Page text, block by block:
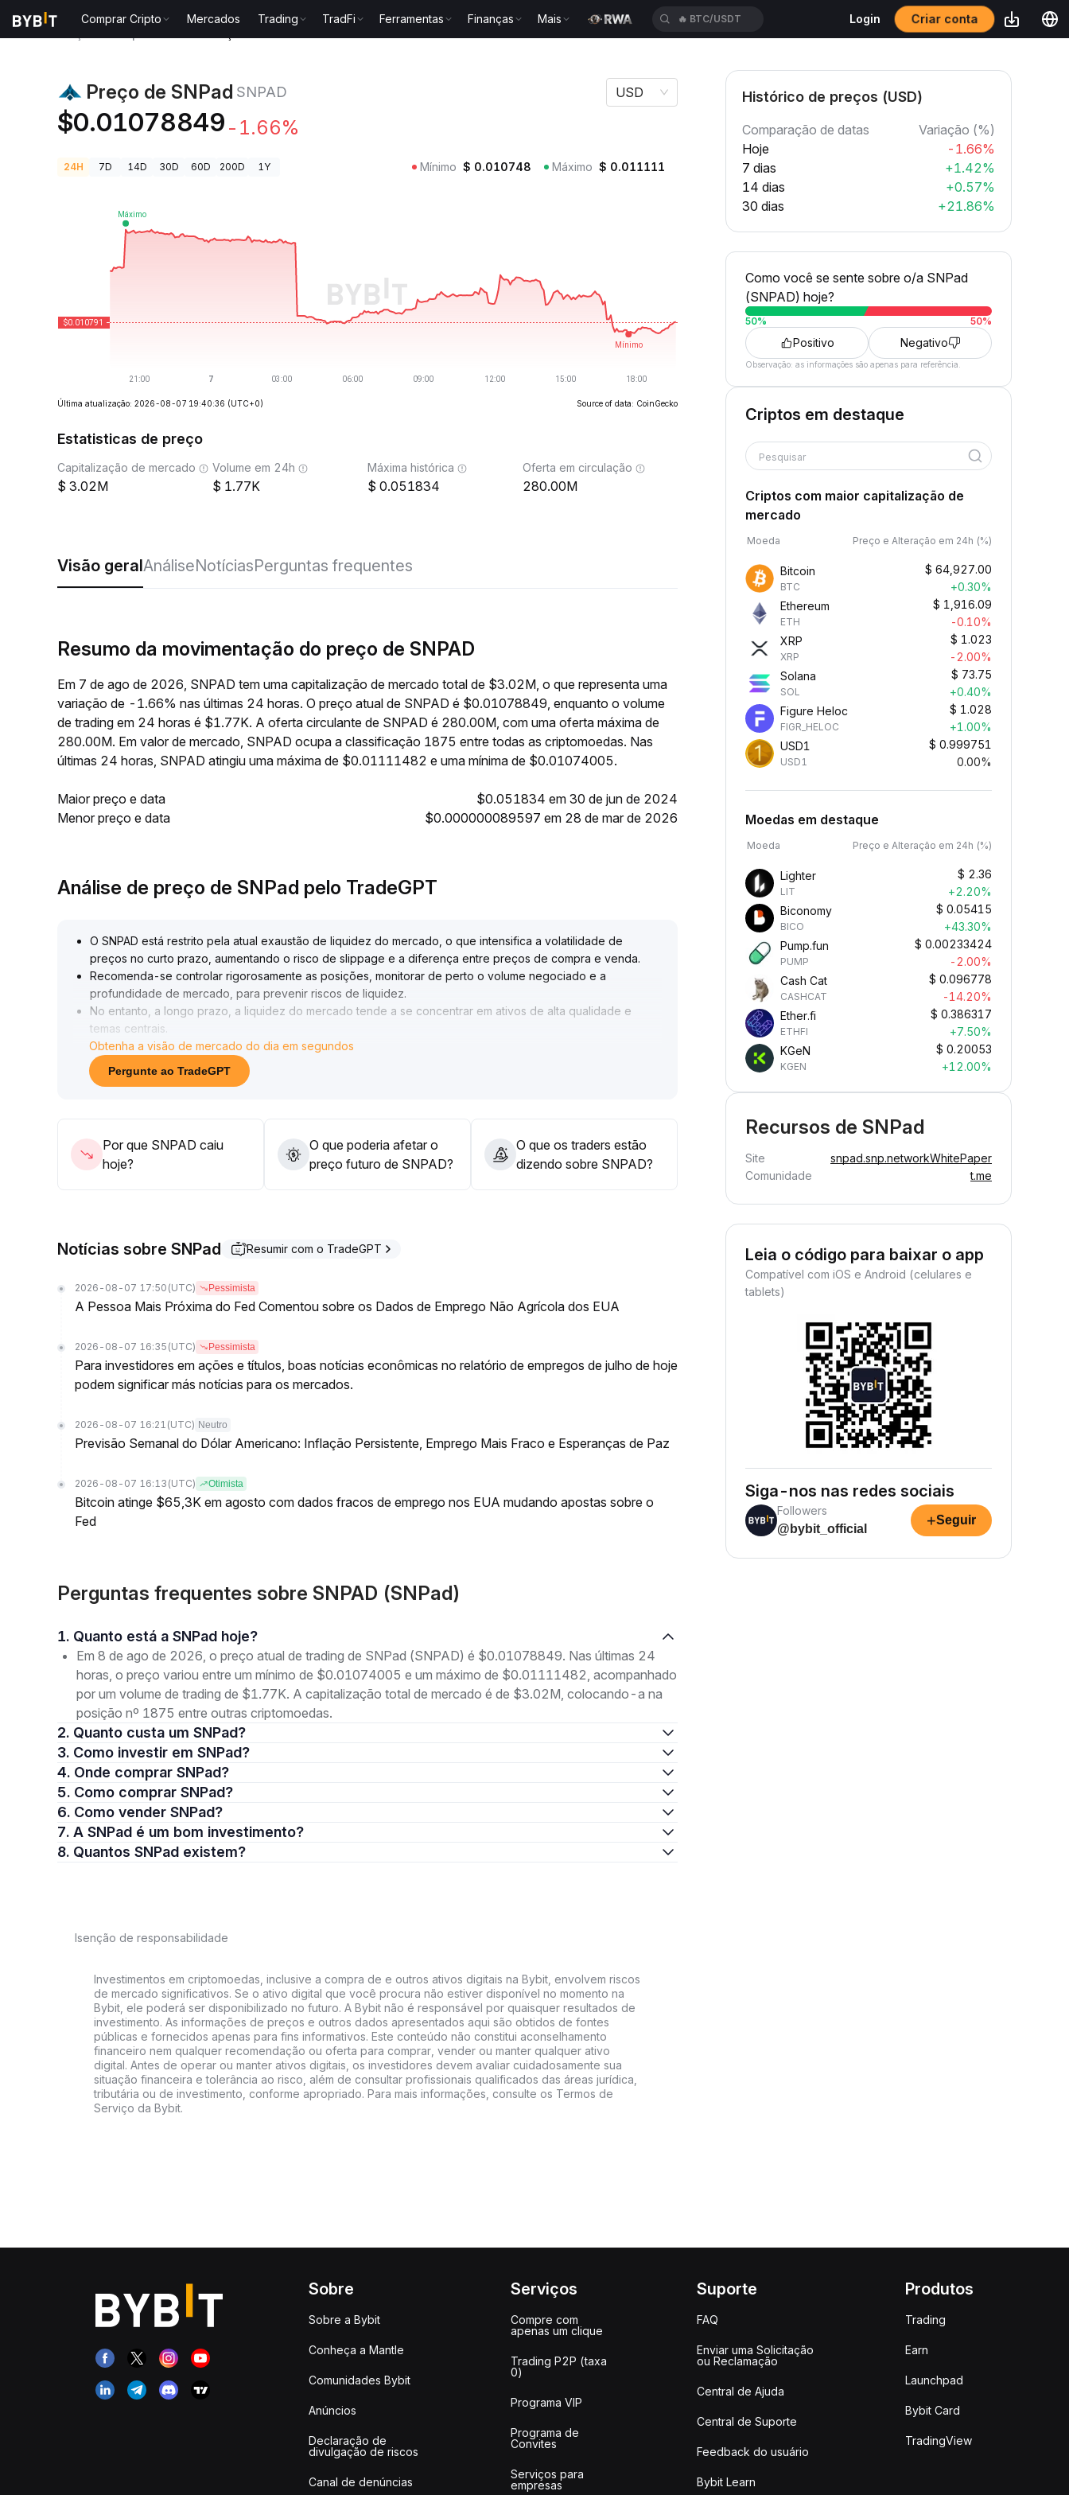
Comprar Cripto Mercados Trading TradFi Ferramentas Finanças Mais 🔥 ETH/USDT Login Criar conta
Preço de SNPad SNPAD
$0.01078849 -1.66%
USD
24H 7D 14D 30D 60D 200D 1Y Mínimo $ 0.010748 Máximo $ 0.011111
Última atualização: 2026-08-07 19:40:36 (UTC+0) Source of data: CoinGecko
Estatisticas de preço
Capitalização de mercado
3.02M
Volume em 24h
1.77K
Máxima histórica
0.051834
Oferta em circulação
280.00M
Visão geralAnáliseNotíciasPerguntas frequentes
Resumo da movimentação do preço de SNPAD
Em 7 de ago de 2026, SNPAD tem uma capitalização de mercado total de $3.02M, o que representa uma
variação de -1.66% nas últimas 24 horas. O preço atual de SNPAD é $0.01078849, enquanto o volume
de trading em 24 horas é $1.77K. A oferta circulante de SNPAD é 280.00M, com uma oferta máxima de
280.00M. Em valor de mercado, SNPAD ocupa a classificação 1875 entre todas as criptomoedas. Nas
últimas 24 horas, SNPAD atingiu uma máxima de $0.01111482 e uma mínima de $0.01074005.
Maior preço e data
$0.051834 em 30 de jun de 2024
Menor preço e data
$0.000000089597 em 28 de mar de 2026
Análise de preço de SNPad pelo TradeGPT
O SNPAD está restrito pela atual exaustão de liquidez do mercado, o que intensifica a volatilidade de
preços no curto prazo, aumentando o risco de slippage e a diferença entre preços de compra e venda.
Recomenda-se controlar rigorosamente as posições, monitorar de perto o volume negociado e a
profundidade de mercado, para prevenir riscos de liquidez.
No entanto, a longo prazo, a liquidez do mercado tende a se concentrar em ativos de alta qualidade e
temas centrais
Se o SNPAD continuar aprimorando o protocolo e aplicações, há potencial para atrair capital de médio e
longo prazo
Aconselha-se avaliar o progresso do projeto e a estrutura das grandes carteiras, realizando alocações por
Obtenha a visão de mercado do dia em segundos
Pergunte ao TradeGPT
Por que SNPAD caiu
hoje?
O que poderia afetar o
preço futuro de SNPAD?
O que os traders estão
dizendo sobre SNPAD?
Notícias sobre SNPad Resumir com o TradeGPT
2026-08-07 17:50 (UTC) Pessimista
A Pessoa Mais Próxima do Fed Comentou sobre os Dados de Emprego Não Agrícola dos EUA
2026-08-07 16:35 (UTC) Pessimista
Para investidores em ações e títulos, boas notícias econômicas no relatório de empregos de julho de hoje
podem significar más notícias para os mercados.
2026-08-07 16:21 (UTC) Neutro
Previsão Semanal do Dólar Americano: Inflação Persistente, Emprego Mais Fraco e Esperanças de Paz
2026-08-07 16:13 (UTC) Otimista
Bitcoin atinge $65,3K em agosto com dados fracos de emprego nos EUA mudando apostas sobre o
Fed
Perguntas frequentes sobre SNPAD (SNPad)
1. Quanto está a SNPad hoje?
Em 8 de ago de 2026, o preço atual de trading de SNPad (SNPAD) é $0.01078849. Nas últimas 24
horas, o preço variou entre um mínimo de $0.01074005 e um máximo de $0.01111482, acompanhado
por um volume de trading de $1.77K. A capitalização total de mercado é de $3.02M, colocando-a na
posição nº 1875 entre outras criptomoedas.
2. Quanto custa um SNPad?
3. Como investir em SNPad?
4. Onde comprar SNPad?
5. Como comprar SNPad?
6. Como vender SNPad?
7. A SNPad é um bom investimento?
8. Quantos SNPad existem?
Isenção de responsabilidade
Investimentos em criptomoedas, inclusive a compra de e outros ativos digitais na Bybit, envolvem riscos
de mercado significativos. Se o ativo digital que você procura não estiver disponível no momento na
Bybit, ele poderá ser disponibilizado no futuro. A Bybit não é responsável por quaisquer resultados de
investimento. As informações de preços e outros dados apresentados aqui são obtidos de fontes
públicas e fornecidos apenas para fins informativos. Este conteúdo não constitui aconselhamento
financeiro nem qualquer recomendação ou oferta para comprar, vender ou manter qualquer ativo
digital. Antes de operar ou manter ativos digitais, os investidores devem avaliar cuidadosamente sua
situação financeira e tolerância ao risco, além de consultar profissionais qualificados das áreas jurídica,
tributária ou de investimento, conforme apropriado. Para mais informações, consulte os Termos de
Serviço da Bybit.
Histórico de preços (USD)
Comparação de datas
Variação (%)
Hoje
-1.66%
7 dias
+1.42%
14 dias
+0.57%
30 dias
+21.86%
Como você se sente sobre o/a SNPad
(SNPAD) hoje?
50% 50%
Positivo Negativo
Observação: as informações são apenas para referência.
Criptos em destaque
Pesquisar
Criptos com maior capitalização de
mercado
Moeda Preço e Alteração em 24h (%)
Bitcoin
BTC
$ 64,927.00
+0.30%
Ethereum
ETH
$ 1,916.09
-0.10%
XRP
XRP
$ 1.023
-2.00%
Solana
SOL
$ 73.75
+0.40%
Figure Heloc
FIGR_HELOC
$ 1.028
+1.00%
USD1
USD1
$ 0.999751
0.00%
Moedas em destaque
Moeda Preço e Alteração em 24h (%)
Lighter
LIT
$ 2.36
+2.20%
Biconomy
BICO
$ 0.05415
+43.30%
Pump.fun
PUMP
$ 0.00233424
-2.00%
Cash Cat
CASHCAT
$ 0.096778
-14.20%
Ether.fi
ETHFI
$ 0.386317
+7.50%
KGeN
KGEN
$ 0.20053
+12.00%
Recursos de SNPad
Site snpad.snp.networkWhitePaper
Comunidade
t.me
Leia o código para baixar o app
Compatível com iOS e Android (celulares e
tablets)
Siga-nos nas redes sociais
Followers
@bybit_official
+Seguir
Sobre
Sobre a Bybit
Conheça a Mantle
Comunidades Bybit
Anúncios
Declaração de
divulgação de riscos
Canal de denúncias
Serviços
Compre com
apenas um clique
Trading P2P (taxa
0)
Programa VIP
Programa de
Convites
Serviços para
empresas
Suporte
FAQ
Enviar uma Solicitação
ou Reclamação
Central de Ajuda
Central de Suporte
Feedback do usuário
Bybit Learn
Produtos
Trading
Earn
Launchpad
Bybit Card
TradingView